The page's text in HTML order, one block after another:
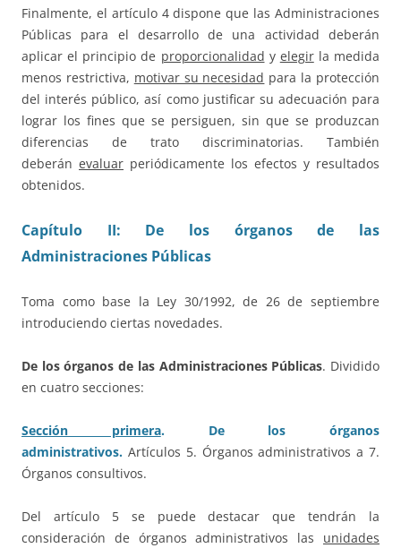
Finalmente, el artículo 4 dispone que las Administraciones
Públicas para el desarrollo de una actividad deberán
aplicar el principio de proporcionalidad y elegirla medida
menos restrictiva, motivar su necesidad para la protección
del interés público, así como justificar su adecuación para
lograr los fines que se persiguen, sin que se produzcan
diferencias de trato discriminatorias. También
deberán evaluar periódicamente los efectos y resultados
obtenidos.
Capítulo II: De los órganos de las
Administraciones Públicas
Toma como base la Ley 30/1992, de 26 de septiembre
introduciendo ciertas novedades.
De los órganos de las Administraciones Públicas. Dividido
en cuatro secciones:
Sección primera. De los órganos
administrativos. Artículos 5. Órganos administrativos a 7.
Órganos consultivos.
Del artículo 5 se puede destacar que tendrán la
consideración de órganos administrativos las unidades